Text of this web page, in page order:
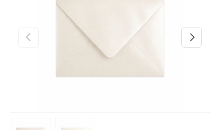
Predchádzajúci Ďalšie